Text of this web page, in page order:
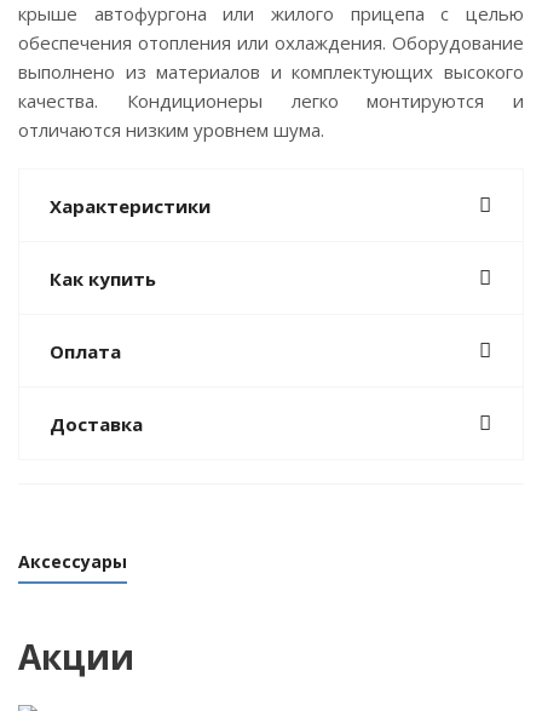
крыше автофургона или жилого прицепа с целью
обеспечения отопления или охлаждения. Оборудование
выполнено из материалов и комплектующих высокого
качества. Кондиционеры легко монтируются и
отличаются низким уровнем шума.
Характеристики
Как купить
Оплата
Доставка
Аксессуары
Акции